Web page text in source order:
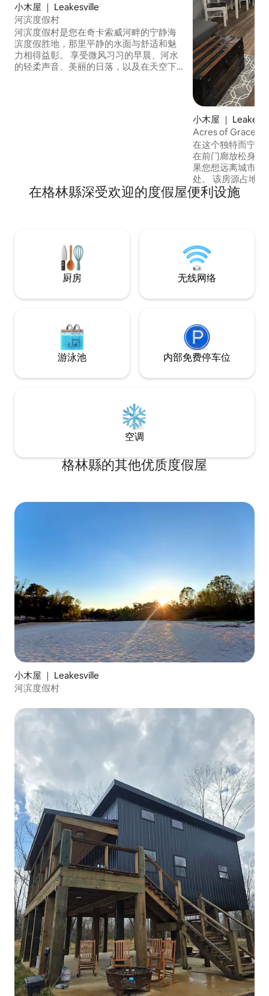
小木屋 ｜ Leakesville
河滨度假村
河滨度假村是您在奇卡索威河畔的宁静海
滨度假胜地，那里平静的水面与舒适和魅
力相得益彰。 享受微风习习的早晨、河水
的轻柔声音、美丽的日落，以及在天空下
小木屋 ｜
Acres of Grace
在这个独特而宁静
在前门廊放松身心
果您想远离城市，
处。 该房源占地8
公园（Wild
里，距离Charlie 's
在格林縣深受欢迎的度假屋便利设施
厨房 无线网络
游泳池 内部免费停车位
空调
格林縣的其他优质度假屋
小木屋 ｜ Leakesville
河滨度假村